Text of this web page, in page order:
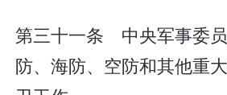
第三十一条 中央军事委
防、海防、空防和其他重